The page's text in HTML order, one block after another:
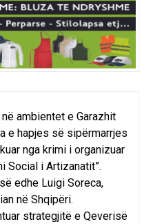
ambientet e Garazhit
e hapjes së sipërmarrjes
nga krimi i organizuar
Social i Artizanatit”.
edhe Luigi Soreca,
në Shqipëri.
strategjitë e Qeverisë